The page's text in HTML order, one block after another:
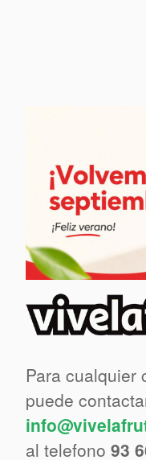
Para cualquier
puede
al telefono 93